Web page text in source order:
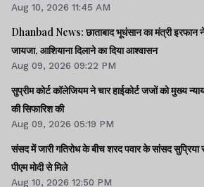
Aug 10, 2026 11:45 AM
Dhanbad News: छाताबाद भूधंसान का मंत्री इरफान
जायजा, आशियाना दिलाने का दिया आश्वासन
Aug 09, 2026 09:22 PM
सुप्रीम कोर्ट कॉलेजियम ने चार हाईकोर्ट जजों को मुख्य
की सिफारिश की
Aug 09, 2026 05:19 PM
संसद में जारी गतिरोध के बीच शरद पवार के सांसद
पीएम मोदी से मिले
Aug 10, 2026 12:50 PM